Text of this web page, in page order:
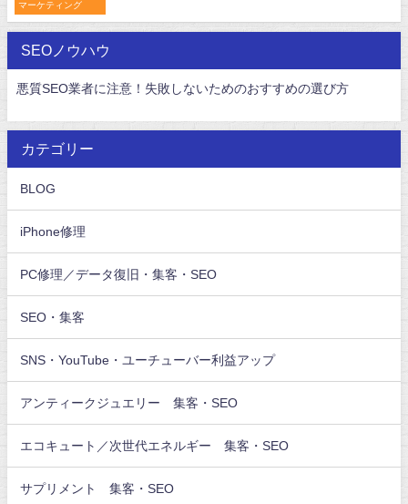
マーケティング
SEOノウハウ
悪質SEO業者に注意！失敗しないためのおすすめの選び方
カテゴリー
BLOG
iPhone修理
PC修理／データ復旧・集客・SEO
SEO・集客
SNS・YouTube・ユーチューバー利益アップ
アンティークジュエリー 集客・SEO
エコキュート／次世代エネルギー 集客・SEO
サプリメント 集客・SEO